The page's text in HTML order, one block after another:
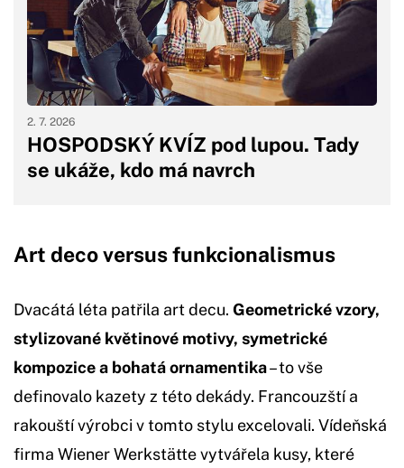
HOSPODSKÝ KVÍZ pod lupou. Tady
se ukáže, kdo má navrch
2. 7. 2026
Art deco versus funkcionalismus
Dvacátá léta patřila art decu. Geometrické vzory,
stylizované květinové motivy, symetrické
kompozice a bohatá ornamentika– to vše
definovalo kazety z této dekády. Francouzští a
rakouští výrobci v tomto stylu excelovali. Vídeňská
firma Wiener Werkstätte vytvářela kusy, které